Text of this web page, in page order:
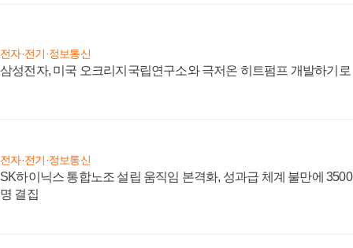
전자·전기·정보통신
삼성전자, 미국 오크리지국립연구소와 극저온 히트펌프 개발하기로
전자·전기·정보통신
SK하이닉스 통합노조 설립 움직임 본격화, 성과급 체계 불만에 3500
명 결집